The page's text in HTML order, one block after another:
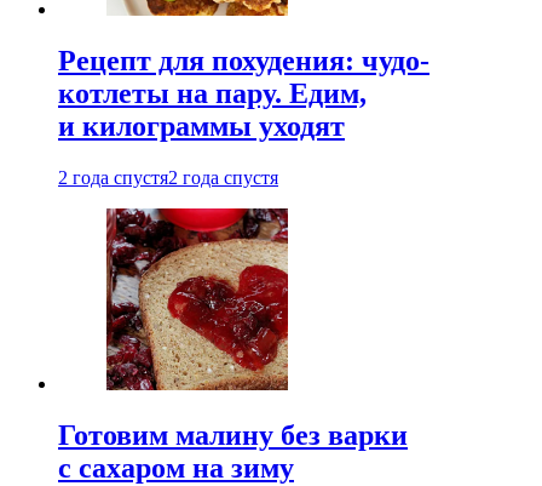
Рецепт для похудения: чудо-
котлеты на пару. Едим,
и килограммы уходят
2 года спустя2 года спустя
Готовим малину без варки
с сахаром на зиму